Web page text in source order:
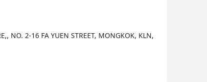
NO. 2-16 FA YUEN STREET, MONGKOK, KLN,